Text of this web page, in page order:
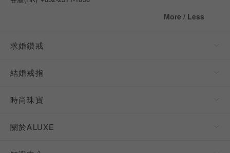
More / Less
求婚鑽戒
結婚戒指
時尚珠寶
關於ALUXE